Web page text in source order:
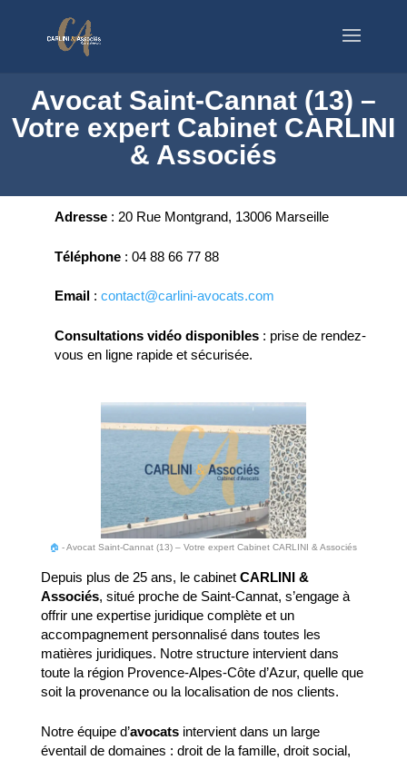
Avocat Saint-Cannat (13) –
Votre expert Cabinet CARLINI
& Associés
Adresse: 20 Rue Montgrand, 13006 Marseille
Téléphone: 04 88 66 77 88
Email: contact@carlini-avocats.com
Consultations vidéo disponibles: prise de rendez-
vous en ligne rapide et sécurisée.
🏠 -Avocat Saint-Cannat (13) – Votre expert Cabinet CARLINI & Associés
Depuis plus de 25 ans, le cabinet CARLINI &
Associés, situé proche de Saint-Cannat, s’engage à
offrir une expertise juridique complète et un
accompagnement personnalisé dans toutes les
matières juridiques. Notre structure intervient dans
toute la région Provence-Alpes-Côte d’Azur, quelle que
soit la provenance ou la localisation de nos clients.
Notre équipe d’avocatsintervient dans un large
éventail de domaines : droit de la famille, droit social,